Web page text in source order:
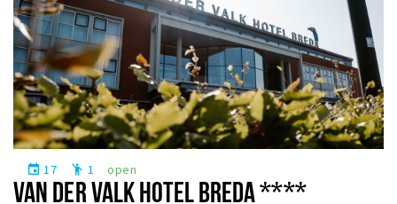
event 17 emoji_people 1 open
VAN DER VALK HOTEL BREDA ****